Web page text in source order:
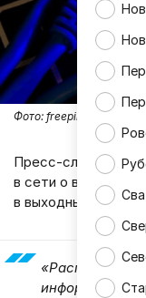
Фото: freepik
Пресс-служба
в сети о введении
в выходные дни по
информация